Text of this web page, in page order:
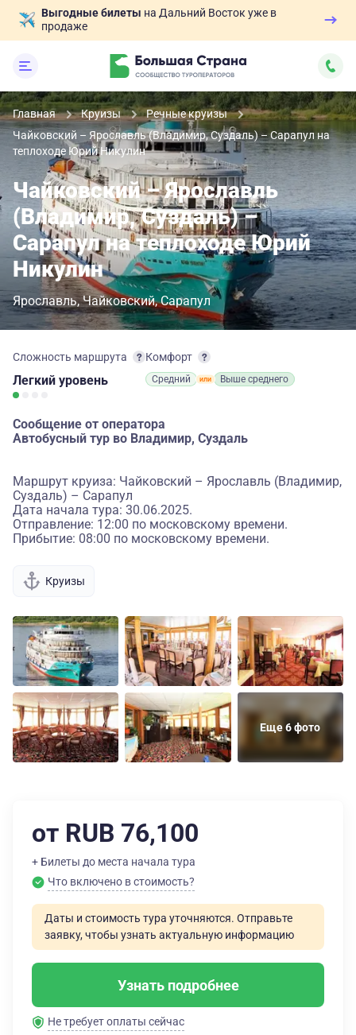
Выгодные билеты на Дальний Восток уже в
продаже
Главная Круизы
Речные круизы
Чайковский – Ярославль (Владимир, Суздаль) – Сарапул на
теплоходе Юрий Никулин
Чайковский – Ярославль
(Владимир, Суздаль) –
Сарапул на теплоходе Юрий
Никулин
Ярославль Чайковский Сарапул
Сложность маршрута
Легкий уровень
Комфорт
Средний Выше среднего
Сообщение от оператора
Автобусный тур во Владимир, Суздаль
Маршрут круиза: Чайковский – Ярославль (Владимир,
Суздаль) – Сарапул
Дата начала тура: 30.06.2025.
Отправление: 12:00 по московскому времени.
Прибытие: 08:00 по московскому времени.
Круизы
Еще 6 фото
от RUB 76,100
+ Билеты до места начала тура
Что включено в стоимость?
Даты и стоимость тура уточняются. Отправьте
заявку, чтобы узнать актуальную информацию
Узнать подробнее
Не требует оплаты сейчас